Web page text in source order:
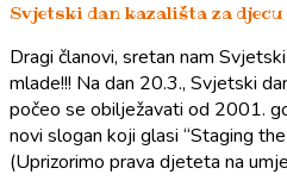
Svjetski dan kazališta za djecu
Dragi članovi, sretan nam
mlade!!! Na dan 20.3., Svjetski
počeo se obilježavati od 2001.
novi slogan koji glasi “Staging
(Uprizorimo prava djeteta na